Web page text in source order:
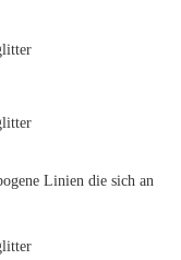
Linien die sich an